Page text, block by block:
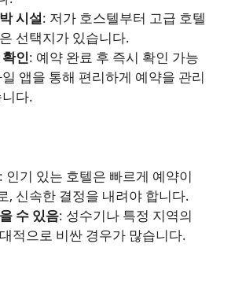
시설: 저가 호스텔부터 고급 호텔
선택지가 있습니다.
인: 예약 완료 후 즉시 확인 가능
앱을 통해 편리하게 예약을 관리
다.
: 인기 있는 호텔은 빠르게 예약이
, 신속한 결정을 내려야 합니다.
수 있음: 성수기나 특정 지역의
적으로 비싼 경우가 많습니다.